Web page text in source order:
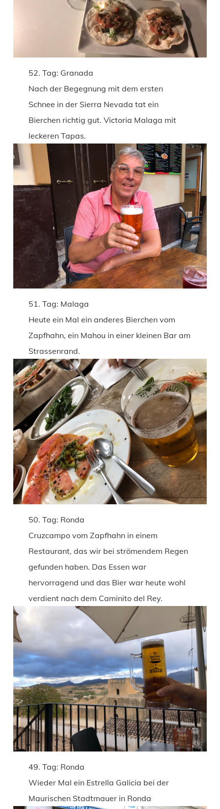
52. Tag: Granada
Nach der Begegnung mit dem ersten
Schnee in der Sierra Nevada tat ein
Bierchen richtig gut. Victoria Malaga mit
leckeren Tapas.
51. Tag: Malaga
Heute ein Mal ein anderes Bierchen vom
Zapfhahn, ein Mahou in einer kleinen Bar am
Strassenrand.
50. Tag: Ronda
Cruzcampo vom Zapfhahn in einem
Restaurant, das wir bei strömendem Regen
gefunden haben. Das Essen war
hervorragend und das Bier war heute wohl
verdient nach dem Caminito del Rey.
49. Tag: Ronda
Wieder Mal ein Estrella Galicia bei der
Maurischen Stadtmauer in Ronda